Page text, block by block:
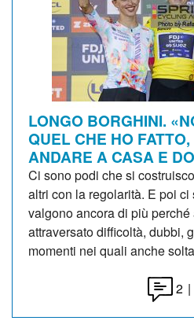
LONGO BORGHINI.
QUEL CHE HO
ANDARE A CASA E
Ci sono podi che si
altri con la regolarità. E poi
valgono ancora di più
attraversato difficoltà, dubbi,
momenti nei quali anche
2 |